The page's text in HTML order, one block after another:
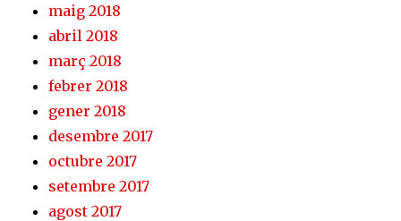
maig 2018
abril 2018
març 2018
febrer 2018
gener 2018
desembre 2017
octubre 2017
setembre 2017
agost 2017